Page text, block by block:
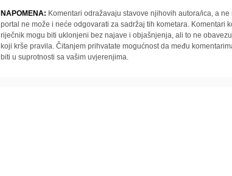
NAPOMENA: Komentari odražavaju stavove njihovih autora/ica, a
portal ne može i neće odgovarati za sadržaj tih kometara. Komentari
riječnik mogu biti uklonjeni bez najave i objašnjenja, ali to ne
koji krše pravila. Čitanjem prihvatate mogućnost da među
biti u suprotnosti sa vašim uvjerenjima.